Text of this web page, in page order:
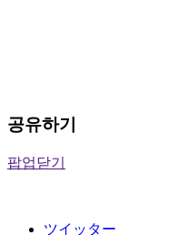
공유하기
팝업닫기
ツイッター